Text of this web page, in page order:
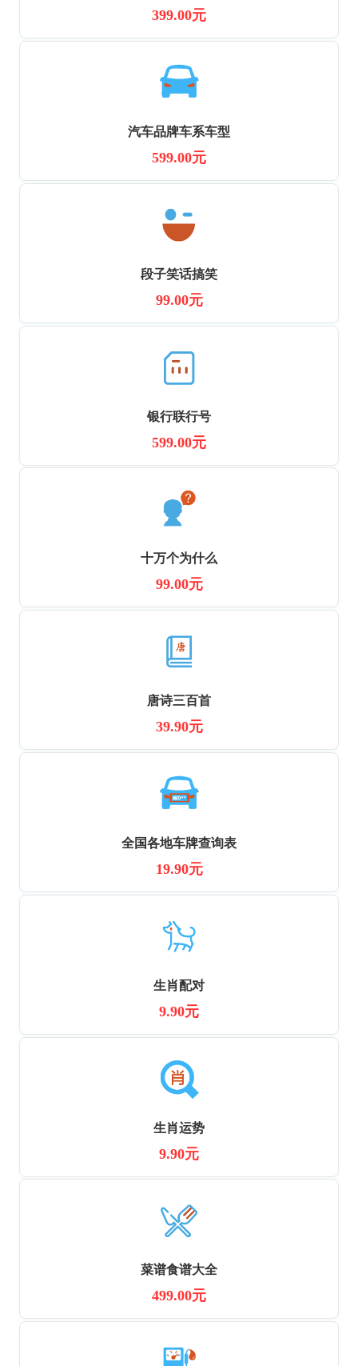
399.00元
汽车品牌车系车型
599.00元
段子笑话搞笑
99.00元
银行联行号
599.00元
十万个为什么
99.00元
唐诗三百首
39.90元
全国各地车牌查询表
19.90元
生肖配对
9.90元
生肖运势
9.90元
菜谱食谱大全
499.00元